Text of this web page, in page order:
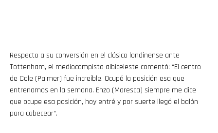
Respecto a su conversión en el clásico londinense ante
Tottenham, el mediocampista albiceleste comentó: “El centro
de Cole (Palmer) fue increíble. Ocupé la posición esa que
entrenamos en la semana. Enzo (Maresca) siempre me dice
que ocupe esa posición, hoy entré y por suerte llegó el balón
para cabecear”.